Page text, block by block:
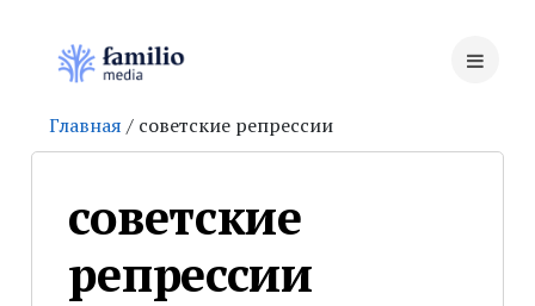
Главная / советские репрессии
советские
репрессии